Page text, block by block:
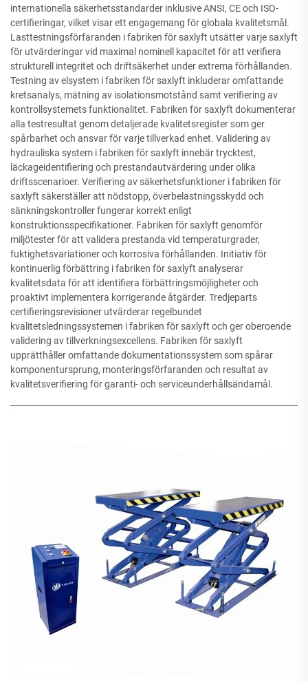
internationella säkerhetsstandarder inklusive ANSI, CE och ISO-
certifieringar, vilket visar ett engagemang för globala kvalitetsmål.
Lasttestningsförfaranden i fabriken för saxlyft utsätter varje saxlyft
för utvärderingar vid maximal nominell kapacitet för att verifiera
strukturell integritet och driftsäkerhet under extrema förhållanden.
Testning av elsystem i fabriken för saxlyft inkluderar omfattande
kretsanalys, mätning av isolationsmotstånd samt verifiering av
kontrollsystemets funktionalitet. Fabriken för saxlyft dokumenterar
alla testresultat genom detaljerade kvalitetsregister som ger
spårbarhet och ansvar för varje tillverkad enhet. Validering av
hydrauliska system i fabriken för saxlyft innebär trycktest,
läckageidentifiering och prestandautvärdering under olika
driftsscenarioer. Verifiering av säkerhetsfunktioner i fabriken för
saxlyft säkerställer att nödstopp, överbelastningsskydd och
sänkningskontroller fungerar korrekt enligt
konstruktionsspecifikationer. Fabriken för saxlyft genomför
miljötester för att validera prestanda vid temperaturgrader,
fuktighetsvariationer och korrosiva förhållanden. Initiativ för
kontinuerlig förbättring i fabriken för saxlyft analyserar
kvalitetsdata för att identifiera förbättringsmöjligheter och
proaktivt implementera korrigerande åtgärder. Tredjeparts
certifieringsrevisioner utvärderar regelbundet
kvalitetsledningssystemen i fabriken för saxlyft och ger oberoende
validering av tillverkningsexcellens. Fabriken för saxlyft
upprätthåller omfattande dokumentationssystem som spårar
komponentursprung, monteringsförfaranden och resultat av
kvalitetsverifiering för garanti- och serviceunderhållsändamål.